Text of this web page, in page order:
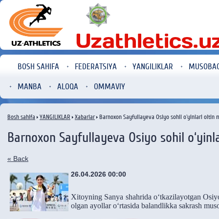
BOSH SAHIFA FEDERATSIYA YANGILIKLAR
MANBA ALOQA OMMAVIY
Bosh sahifa YANGILIKLAR Xabarlar Barnoxon Sayfullayeva Osiyo sohil o‘yinlari oltin
Barnoxon Sayfullayeva Osiyo sohil
« Back
26.04.2026 00:00
Xitoyning Sanya shahrida o‘tkazilayotgan
olgan ayollar o‘rtasida balandlikka sakrash